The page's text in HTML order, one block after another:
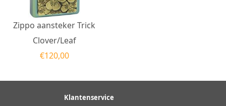
Zippo aansteker Trick
Clover/Leaf
€120,00
Klantenservice